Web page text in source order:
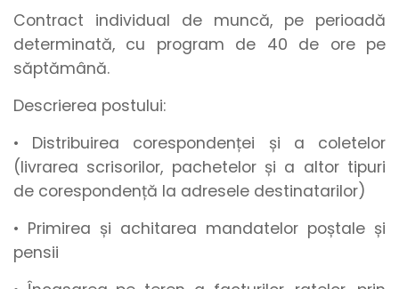
Contract individual de muncă, pe perioadă
determinată, cu program de 40 de ore pe
săptămână.
Descrierea postului:
• Distribuirea corespondenței și a coletelor
(livrarea scrisorilor, pachetelor și a altor tipuri
de corespondență la adresele destinatarilor)
• Primirea și achitarea mandatelor poștale și
pensii